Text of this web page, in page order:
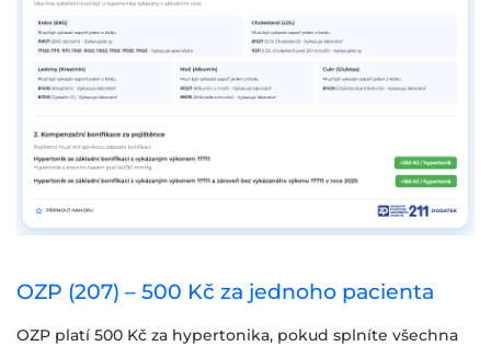
OZP (207) – 500 Kč za jednoho pacienta
OZP platí 500 Kč za hypertonika, pokud splníte všechna